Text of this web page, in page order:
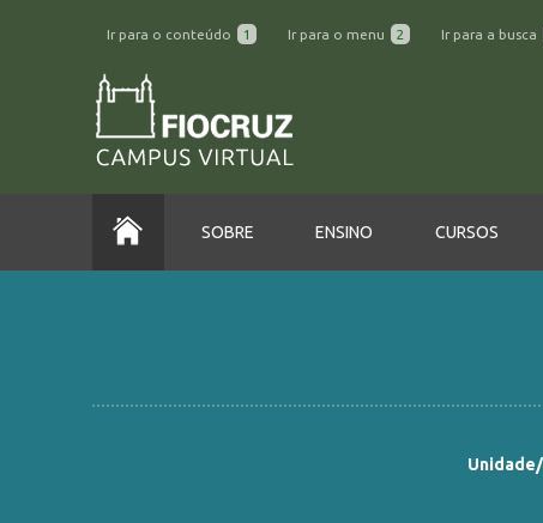
Ir para o conteúdo 1 Ir para o menu 2 Ir para a busca
SOBRE ENSINO CURSOS